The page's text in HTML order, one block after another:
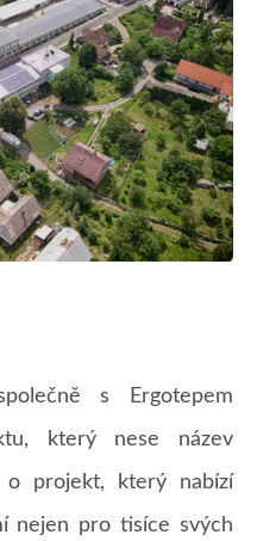
s Ergotepem
který nese název
o projekt, který nabízí
nejen pro tisíce svých